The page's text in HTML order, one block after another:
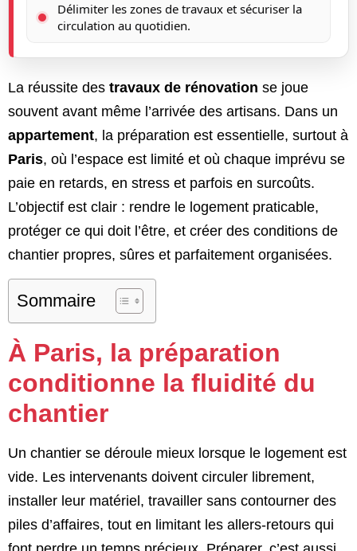
Délimiter les zones de travaux et sécuriser la
circulation au quotidien.
La réussite des travaux de rénovation se joue
souvent avant même l’arrivée des artisans. Dans un
appartement, la préparation est essentielle, surtout à
Paris, où l’espace est limité et où chaque imprévu se
paie en retards, en stress et parfois en surcoûts.
L’objectif est clair : rendre le logement praticable,
protéger ce qui doit l’être, et créer des conditions de
chantier propres, sûres et parfaitement organisées.
Sommaire
À Paris, la préparation
conditionne la fluidité du
chantier
Un chantier se déroule mieux lorsque le logement est
vide. Les intervenants doivent circuler librement,
installer leur matériel, travailler sans contourner des
piles d’affaires, tout en limitant les allers-retours qui